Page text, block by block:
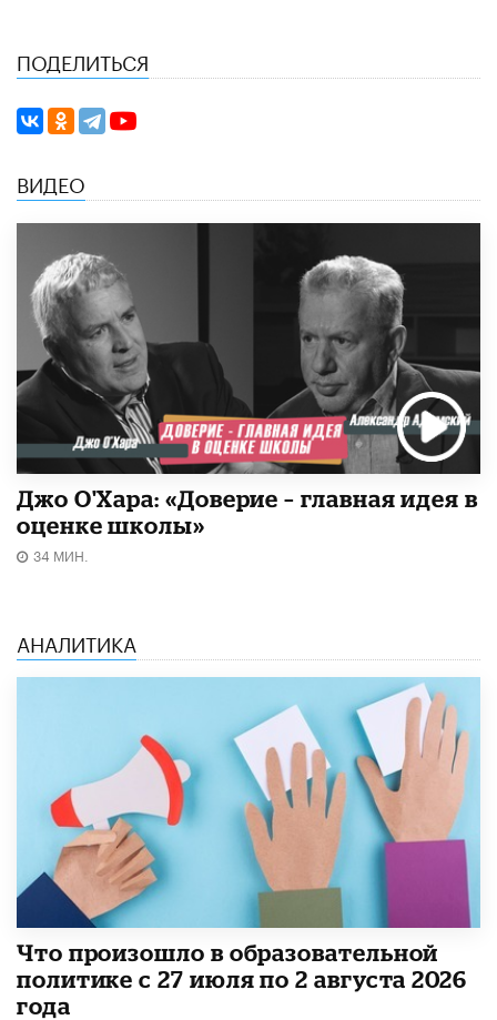
ПОДЕЛИТЬСЯ
ВИДЕО
Джо О'Хара: «Доверие – главная идея в
оценке школы»
34 МИН.
АНАЛИТИКА
​Что произошло в образовательной
политике с 27 июля по 2 августа 2026
года